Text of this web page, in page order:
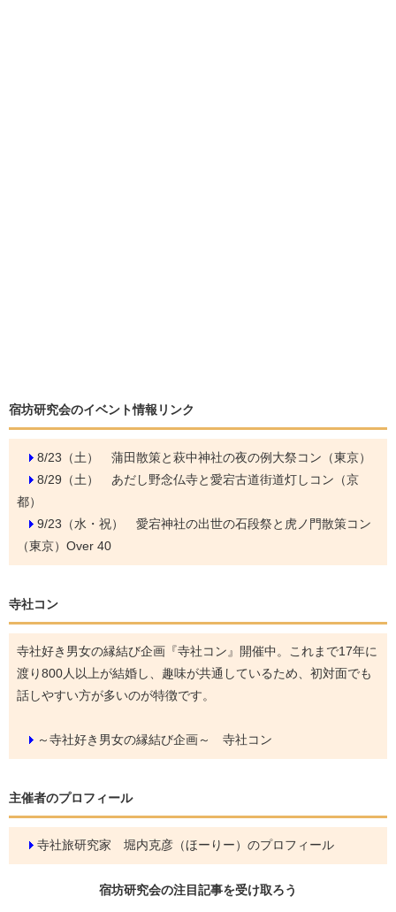
宿坊研究会のイベント情報リンク
8/23（土） 蒲田散策と萩中神社の夜の例大祭コン（東京）
8/29（土） あだし野念仏寺と愛宕古道街道灯しコン（京
都）
9/23（水・祝） 愛宕神社の出世の石段祭と虎ノ門散策コン
（東京）Over 40
寺社コン
寺社好き男女の縁結び企画『寺社コン』開催中。これまで17年に
渡り800人以上が結婚し、趣味が共通しているため、初対面でも
話しやすい方が多いのが特徴です。
～寺社好き男女の縁結び企画～ 寺社コン
主催者のプロフィール
寺社旅研究家 堀内克彦（ほーりー）のプロフィール
宿坊研究会の注目記事を受け取ろう